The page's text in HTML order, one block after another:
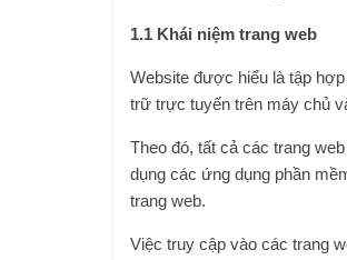
1.1 Khái niệm trang web
Website được hiểu là tập
trữ trực tuyến trên máy chủ
Theo đó, tất cả các trang
dụng các ứng dụng phần
trang web.
Việc truy cập vào các trang